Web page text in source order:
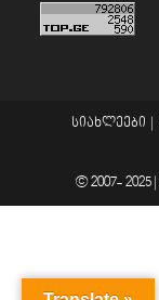
სიახლეები
© 2007- 2025 |